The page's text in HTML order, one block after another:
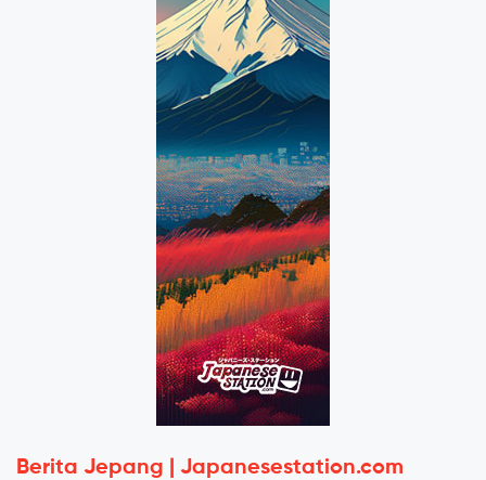
Berita Jepang | Japanesestation.com